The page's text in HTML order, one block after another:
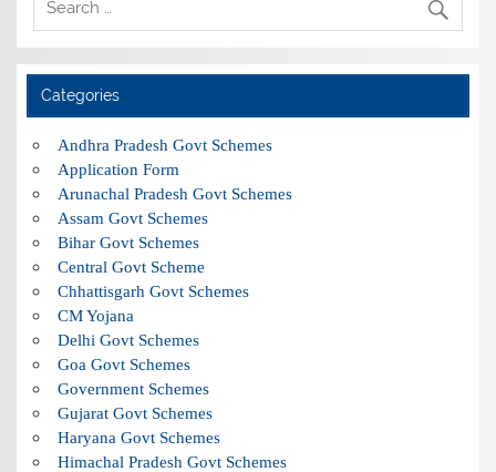
Categories
Andhra Pradesh Govt Schemes
Application Form
Arunachal Pradesh Govt Schemes
Assam Govt Schemes
Bihar Govt Schemes
Central Govt Scheme
Chhattisgarh Govt Schemes
CM Yojana
Delhi Govt Schemes
Goa Govt Schemes
Government Schemes
Gujarat Govt Schemes
Haryana Govt Schemes
Himachal Pradesh Govt Schemes